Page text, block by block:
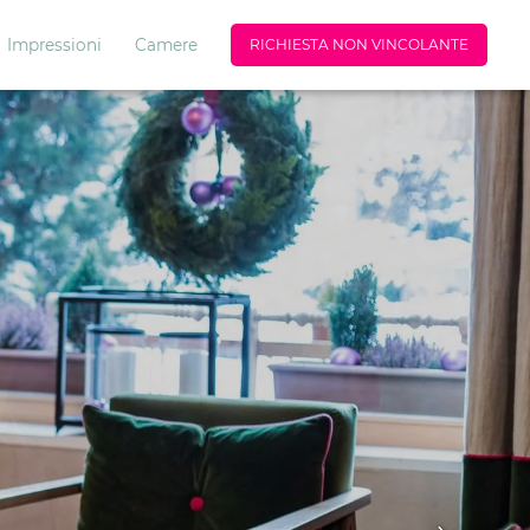
Impressioni Camere RICHIESTA NON VINCOLANTE